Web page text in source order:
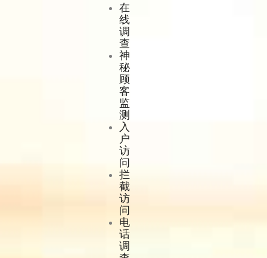
在
线
调
查
神
秘
顾
客
监
测
入
户
访
问
拦
截
访
问
电
话
调